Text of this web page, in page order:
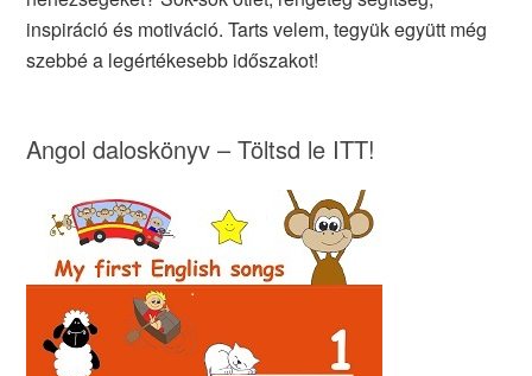
inspiráció és motiváció. Tarts velem, tegyük együtt még
szebbé a legértékesebb időszakot!
Angol daloskönyv – Töltsd le ITT!